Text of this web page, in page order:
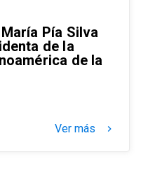
Pía Silva
de la
de la
Ver más keyboard_arrow_right